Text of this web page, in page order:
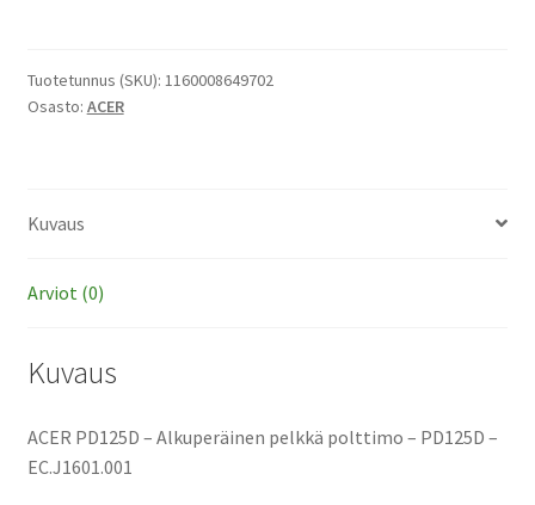
pelkkä
polttimo
Tuotetunnus (SKU): 1160008649702
Osasto: ACER
Kuvaus
Arviot (0)
Kuvaus
ACER PD125D – Alkuperäinen pelkkä polttimo – PD125D –
EC.J1601.001